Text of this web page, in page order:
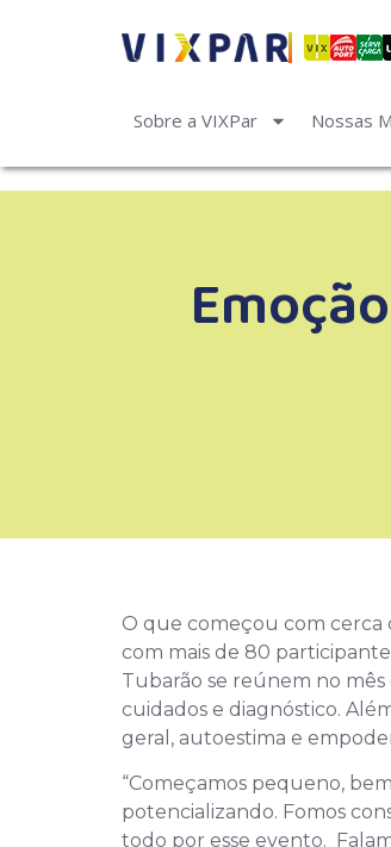
Sobre a VIXPar Nossas
O que começou com
com mais de 80
Tubarão se reúnem no
cuidados e diagnóstico.
geral, autoestima e
“Começamos pequeno,
potencializando. Fomos
todo por esse evento.